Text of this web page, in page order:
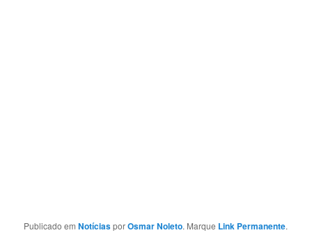
Publicado emNotíciasporOsmar Noleto. Marque Link Permanente.